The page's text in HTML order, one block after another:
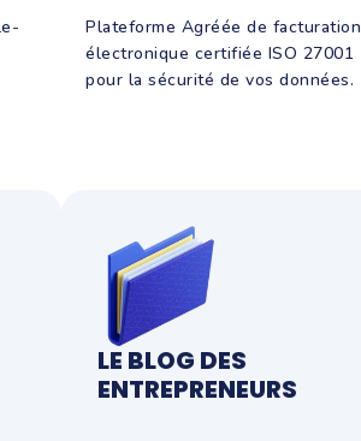
Plateforme Agréée de facturation
électronique certifiée ISO 27001
pour la sécurité de vos données.
LE BLOG DES
ENTREPRENEURS